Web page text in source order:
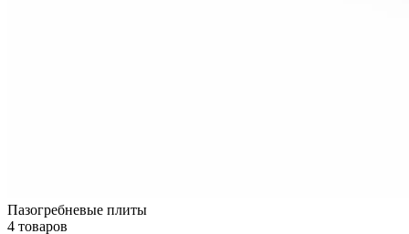
Пазогребневые плиты
4 товаров